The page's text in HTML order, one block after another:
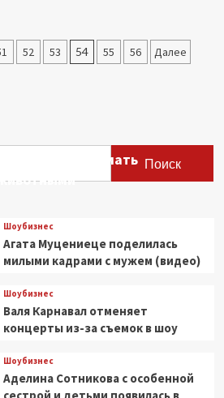
52 53 54 55 56 Далее
Поиск
заявила, что мать
Шоубизнес
Агата Муцениеце поделилась
милыми кадрами с мужем (видео)
Шоубизнес
Валя Карнавал отменяет
концерты из-за съемок в шоу
Шоубизнес
Аделина Сотникова с особенной